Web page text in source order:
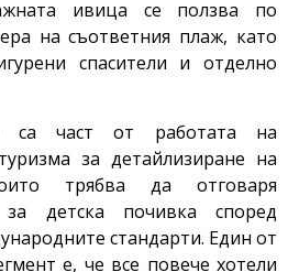
ивица се ползва по
на съответния плаж, като
спасители и отделно
са част от работата на
за детайлизиране на
трябва да отговаря
за детска почивка според
стандарти. Един от
е, че все повече хотели